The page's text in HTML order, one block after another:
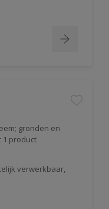
gronden en
1 product
verwerkbaar,